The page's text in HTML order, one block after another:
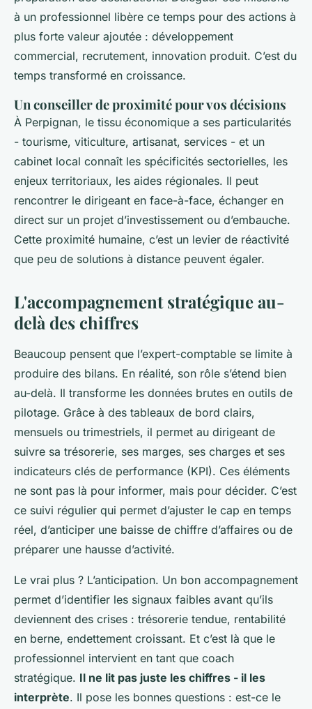
à un professionnel libère ce temps pour des actions à
plus forte valeur ajoutée : développement
commercial, recrutement, innovation produit. C’est du
temps transformé en croissance.
Un conseiller de proximité pour vos décisions
À Perpignan, le tissu économique a ses particularités
- tourisme, viticulture, artisanat, services - et un
cabinet local connaît les spécificités sectorielles, les
enjeux territoriaux, les aides régionales. Il peut
rencontrer le dirigeant en face-à-face, échanger en
direct sur un projet d’investissement ou d’embauche.
Cette proximité humaine, c’est un levier de réactivité
que peu de solutions à distance peuvent égaler.
L'accompagnement stratégique au-
delà des chiffres
Beaucoup pensent que l’expert-comptable se limite à
produire des bilans. En réalité, son rôle s’étend bien
au-delà. Il transforme les données brutes en outils de
pilotage. Grâce à des tableaux de bord clairs,
mensuels ou trimestriels, il permet au dirigeant de
suivre sa trésorerie, ses marges, ses charges et ses
indicateurs clés de performance (KPI). Ces éléments
ne sont pas là pour informer, mais pour décider. C’est
ce suivi régulier qui permet d’ajuster le cap en temps
réel, d’anticiper une baisse de chiffre d’affaires ou de
préparer une hausse d’activité.
Le vrai plus ? L’anticipation. Un bon accompagnement
permet d’identifier les signaux faibles avant qu’ils
deviennent des crises : trésorerie tendue, rentabilité
en berne, endettement croissant. Et c’est là que le
professionnel intervient en tant que coach
stratégique. Il ne lit pas juste les chiffres - il les
interprète. Il pose les bonnes questions : est-ce le